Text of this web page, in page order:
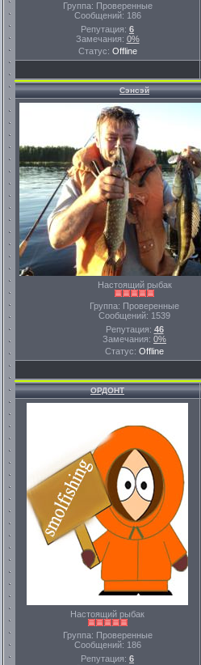
Группа: Проверенные
Сообщений: 186
Репутация: 6
Замечания: 0%
Статус: Offline
Сэнсэй
Настоящий рыбак
Группа: Проверенные
Сообщений: 1539
Репутация: 46
Замечания: 0%
Статус: Offline
ОРДОНТ
Настоящий рыбак
Группа: Проверенные
Сообщений: 186
Репутация: 6